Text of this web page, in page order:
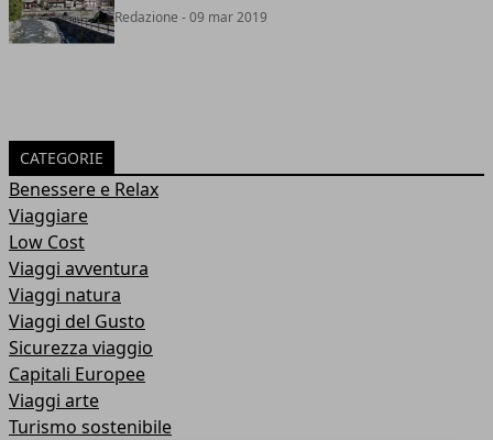
Redazione - 09 mar 2019
CATEGORIE
Benessere e Relax
Viaggiare
Low Cost
Viaggi avventura
Viaggi natura
Viaggi del Gusto
Sicurezza viaggio
Capitali Europee
Viaggi arte
Turismo sostenibile